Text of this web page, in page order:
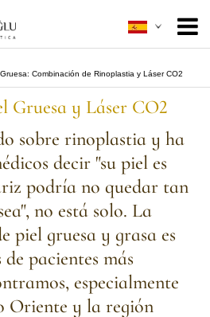
Combinación de Rinoplastia y Láser CO2
Gruesa y Láser CO2
sobre rinoplastia y ha
decir "su piel es
podría no quedar tan
no está solo. La
piel gruesa y grasa es
pacientes más
especialmente
Oriente y la región